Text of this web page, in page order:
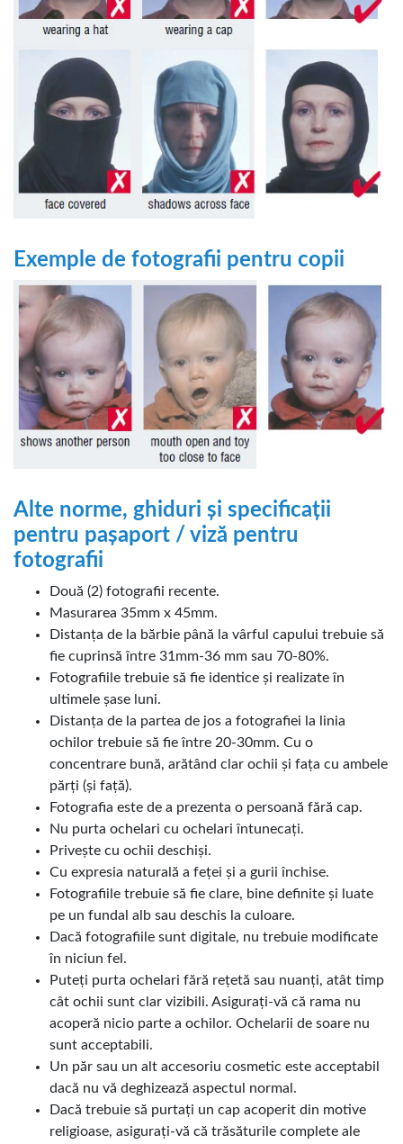
Exemple de fotografii pentru copii
Alte norme, ghiduri și specificații
pentru pașaport / viză pentru
fotografii
Două (2) fotografii recente.
Masurarea 35mm x 45mm.
Distanța de la bărbie până la vârful capului trebuie să
fie cuprinsă între 31mm-36 mm sau 70-80%.
Fotografiile trebuie să fie identice și realizate în
ultimele șase luni.
Distanța de la partea de jos a fotografiei la linia
ochilor trebuie să fie între 20-30mm. Cu o
concentrare bună, arătând clar ochii și fața cu ambele
părți (și față).
Fotografia este de a prezenta o persoană fără cap.
Nu purta ochelari cu ochelari întunecați.
Privește cu ochii deschiși.
Cu expresia naturală a feței și a gurii închise.
Fotografiile trebuie să fie clare, bine definite și luate
pe un fundal alb sau deschis la culoare.
Dacă fotografiile sunt digitale, nu trebuie modificate
în niciun fel.
Puteți purta ochelari fără rețetă sau nuanți, atât timp
cât ochii sunt clar vizibili. Asigurați-vă că rama nu
acoperă nicio parte a ochilor. Ochelarii de soare nu
sunt acceptabili.
Un păr sau un alt accesoriu cosmetic este acceptabil
dacă nu vă deghizează aspectul normal.
Dacă trebuie să purtați un cap acoperit din motive
religioase, asigurați-vă că trăsăturile complete ale